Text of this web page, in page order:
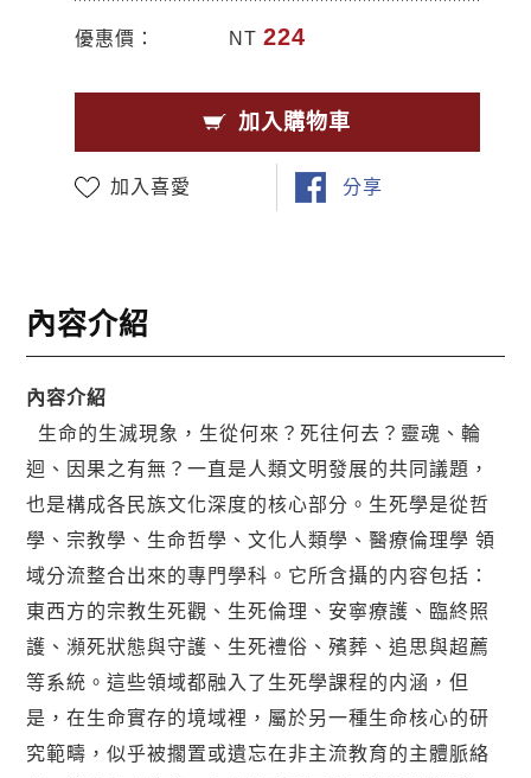
優惠價： NT 224
加入購物車
加入喜愛 分享
內容介紹
內容介紹
生命的生滅現象，生從何來？死往何去？靈魂、輪
迴、因果之有無？一直是人類文明發展的共同議題，
也是構成各民族文化深度的核心部分。生死學是從哲
學、宗教學、生命哲學、文化人類學、醫療倫理學 領
域分流整合出來的專門學科。它所含攝的内容包括：
東西方的宗教生死觀、生死倫理、安寧療護、臨終照
護、瀕死狀態與守護、生死禮俗、殯葬、追思與超薦
等系統。這些領域都融入了生死學課程的内涵，但
是，在生命實存的境域裡，屬於另一種生命核心的研
究範疇，似乎被擱置或遺忘在非主流教育的主體脈絡